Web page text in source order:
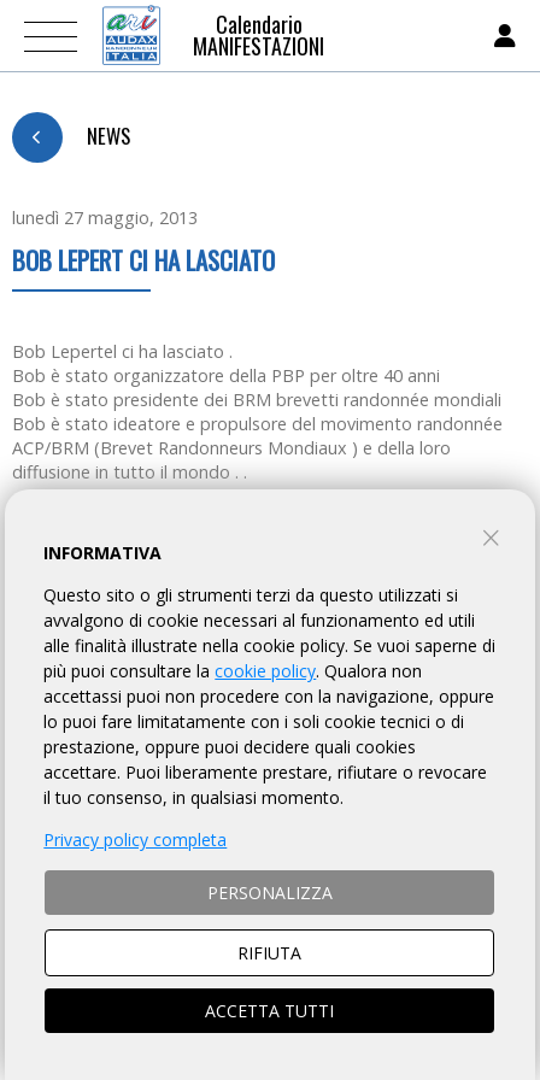
Calendario
MANIFESTAZIONI
NEWS
lunedì 27 maggio, 2013
BOB LEPERT CI HA LASCIATO
Bob Lepertel ci ha lasciato .
Bob è stato organizzatore della PBP per oltre 40 anni
Bob è stato presidente dei BRM brevetti randonnée mondiali
Bob è stato ideatore e propulsore del movimento randonnée
ACP/BRM (Brevet Randonneurs Mondiaux ) e della loro
diffusione in tutto il mondo . .
ARCHIVIO
martedì 21 luglio 2026
E' ONLINE IL NUMERO 26 DI RANDAGIO!
domenica 24 maggio 2026
RADUNO ARI E ALTRI APPUNTAMENTI
venerdì 15 maggio 2026
NAZIONALE ARI 2027 - 2030
sabato 18 aprile 2026
E' ONLINE IL NUMERO 25 DI RANDAGIO!
lunedì 19 gennaio 2026
E' ONLINE IL NUMERO 24 DI RANDAGIO!
INFORMATIVA
Questo sito o gli strumenti terzi da questo utilizzati si
avvalgono di cookie necessari al funzionamento ed utili
alle finalità illustrate nella cookie policy. Se vuoi saperne di
più puoi consultare lacookie policy. Qualora non
accettassi puoi non procedere con la navigazione, oppure
lo puoi fare limitatamente con i soli cookie tecnici o di
prestazione, oppure puoi decidere quali cookies
accettare. Puoi liberamente prestare, rifiutare o revocare
il tuo consenso, in qualsiasi momento.
Privacy policy completa
PERSONALIZZA
RIFIUTA
ACCETTA TUTTI